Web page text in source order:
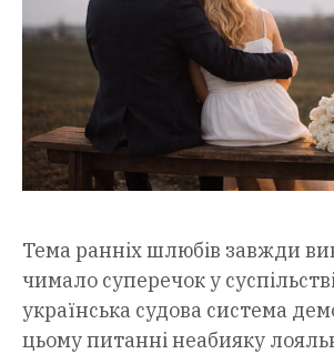
Тема ранніх шлюбів завжди
чимало суперечок у
українська судова система
цьому питанні неабияку